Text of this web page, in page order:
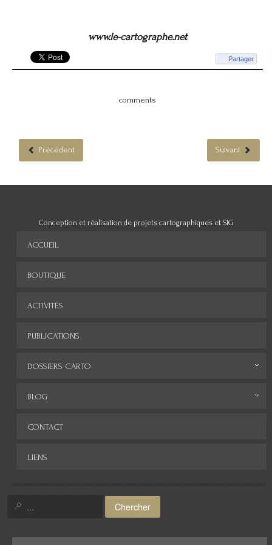
www.le-cartographe.net
Partager
comments
Précédent Suivant
Conception et réalisation de projets cartographiques et SIG
ACCUEIL
BOUTIQUE
ACTIVITÉS
PUBLICATIONS
DOSSIERS CARTO
Monde
Moyen-Orient
Histoire de la cartographie
BLOG
Archives
CONTACT
LIENS
Chercher